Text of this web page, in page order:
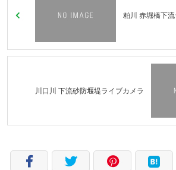
粕川 赤堀橋下
川口川 下流砂防堰堤ライブカメラ